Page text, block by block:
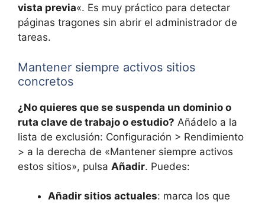
vista previa«. Es muy práctico para detectar
páginas tragones sin abrir el administrador de
tareas.
Mantener siempre activos sitios
concretos
¿No quieres que se suspenda un dominio o
ruta clave de trabajo o estudio? Añádelo a la
lista de exclusión: Configuración > Rendimiento
> a la derecha de «Mantener siempre activos
estos sitios», pulsa Añadir. Puedes:
Añadir sitios actuales: marca los que